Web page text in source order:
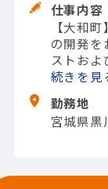
仕事内容
【大和
の開発を
ストおよ
および分
新・付帯
成長でき
MATLAB
続きを
勤務地
宮城県黒